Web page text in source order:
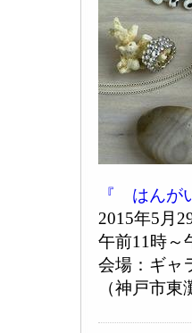
『 はんが
2015年5月
午前11時
会場：ギャ
（神戸市